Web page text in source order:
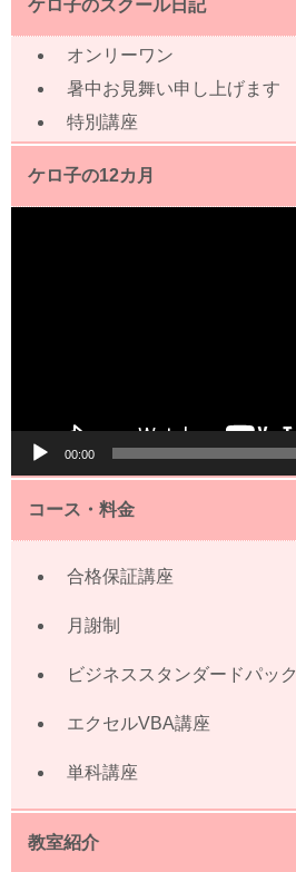
ケロ子のスクール日記
オンリーワン
暑中お見舞い申し上げます
特別講座
ケロ子の12カ月
00:00
コース・料金
合格保証講座
月謝制
ビジネススタンダードパック
エクセルVBA講座
単科講座
教室紹介